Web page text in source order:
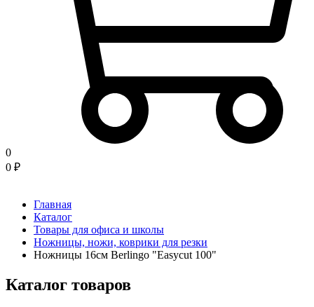
0
0 ₽
Главная
Каталог
Товары для офиса и школы
Ножницы, ножи, коврики для резки
Ножницы 16см Berlingo "Easycut 100"
Каталог товаров